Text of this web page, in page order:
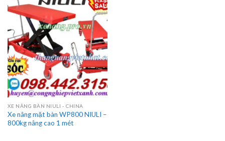
XE NÂNG BÀN NIULI - CHINA
Xe nâng mặt bàn WP800 NIULI –
800kg nâng cao 1 mét